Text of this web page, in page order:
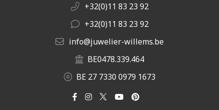
+32(0)11 83 23 92
+32(0)11 83 23 92
info@juwelier-willems.be
BE0478.339.464
BE 27 7330 0979 1673